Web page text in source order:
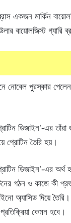
একজন মার্কিন
বায়োলজিস্ট গ্যারি
নোবেল পুরস্কার
ডিজাইন’-এর
প্রোটিন তৈরি হয়।
ডিজাইন’-এর
গঠন ও কাজে কী
অ্যাসিড দিয়ে
কেমন হবে।